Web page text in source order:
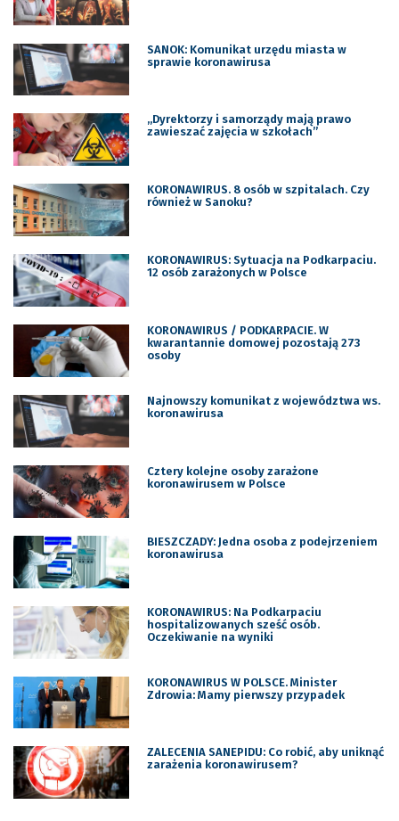
SANOK: Komunikat urzędu miasta w
sprawie koronawirusa
„Dyrektorzy i samorządy mają prawo
zawieszać zajęcia w szkołach”
KORONAWIRUS. 8 osób w szpitalach. Czy
również w Sanoku?
KORONAWIRUS: Sytuacja na Podkarpaciu.
12 osób zarażonych w Polsce
KORONAWIRUS / PODKARPACIE. W
kwarantannie domowej pozostają 273
osoby
Najnowszy komunikat z województwa ws.
koronawirusa
Cztery kolejne osoby zarażone
koronawirusem w Polsce
BIESZCZADY: Jedna osoba z podejrzeniem
koronawirusa
KORONAWIRUS: Na Podkarpaciu
hospitalizowanych sześć osób.
Oczekiwanie na wyniki
KORONAWIRUS W POLSCE. Minister
Zdrowia: Mamy pierwszy przypadek
ZALECENIA SANEPIDU: Co robić, aby uniknąć
zarażenia koronawirusem?